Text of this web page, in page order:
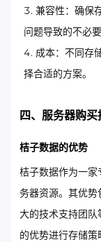
兼容性：确保
问题导致的不必要
成本：不同存
择合适的方案。
四、服务器购买
桔子数据的优势
桔子数据作为一
务器资源。其优
大的技术支持团
的优势进行存储策